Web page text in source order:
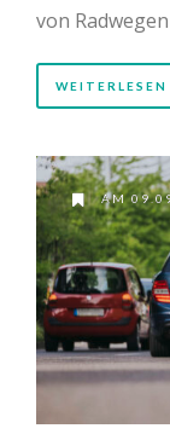
von
WEITERLESEN
AM